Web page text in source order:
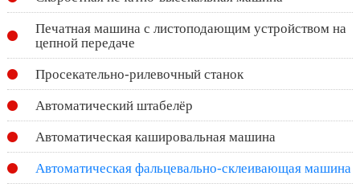
Печатная машина с листоподающим устройством на
цепной передаче
Просекательно-рилевочный станок
Автоматический штабелёр
Автоматическая кашировальная машина
Автоматическая фальцевально-склеивающая машина